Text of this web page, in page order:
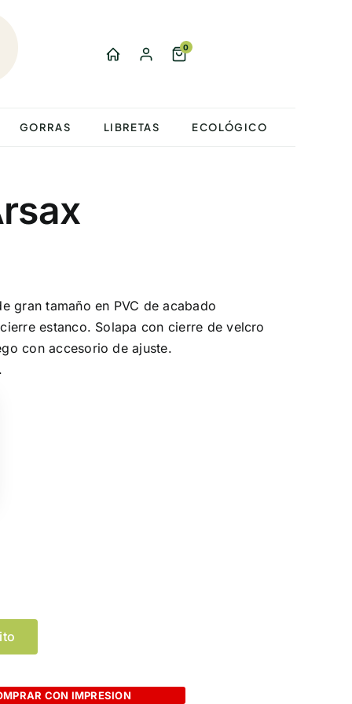
0
GORRAS LIBRETAS ECOLÓGICO
gran tamaño en PVC de acabado
estanco. Solapa con cierre de velcro
con accesorio de ajuste.
CON IMPRESION